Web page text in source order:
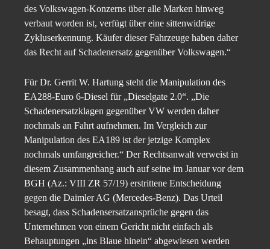
des Volkswagen-Konzerns über alle Marken hinweg
verbaut worden ist, verfügt über eine sittenwidrige
Zykluserkennung. Käufer dieser Fahrzeuge haben daher
das Recht auf Schadenersatz gegenüber Volkswagen.“
Für Dr. Gerrit W. Hartung steht die Manipulation des
EA288-Euro 6-Diesel für „Dieselgate 2.0“. „Die
Schadenersatzklagen gegenüber VW werden daher
nochmals an Fahrt aufnehmen. Im Vergleich zur
Manipulation des EA189 ist der jetzige Komplex
nochmals umfangreicher.“ Der Rechtsanwalt verweist in
diesem Zusammenhang auch auf seine im Januar vor dem
BGH (Az.: VIII ZR 57/19) erstrittene Entscheidung
gegen die Daimler AG (Mercedes-Benz). Das Urteil
besagt, dass Schadensersatzansprüche gegen das
Unternehmen von einem Gericht nicht einfach als
Behauptungen „ins Blaue hinein“ abgewiesen werden